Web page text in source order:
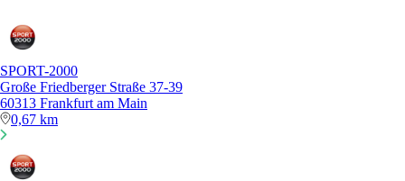
SPORT-2000
Große Friedberger Straße 37-39
60313 Frankfurt am Main
0,67 km